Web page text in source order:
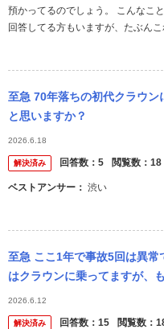
預かってるのでしょう。 こんなこ
回答してる方もいますが、たぶん
至急 70年落ちの初代クラウ
と思いますか？
2026.6.18
解決済み 回答数： 5 閲覧数： 18
ベストアンサー： 渋い
至急 ここ1年で事故5回は異
はクラウンに乗ってますが、
良いでしょうか。 ①去年3月
コンビ...
2026.6.12
解決済み 回答数： 15 閲覧数：